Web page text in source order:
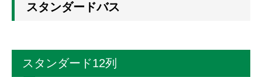
スタンダードバス
スタンダード12列